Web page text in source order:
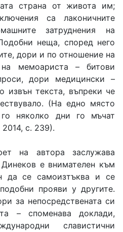
страна от живота им;
са лаконичните
затруднения на
неща, според него
дори и по отношение на
на мемоариста – битови
дори медицински –
извън текста, въпреки че
(На едно място
няколко дни го мъчат
2014, с. 239).
на автора заслужава
е внимателен към
да се самоизтъква и се
прояви у другите.
за непосредствената си
– споменава доклади,
славистични